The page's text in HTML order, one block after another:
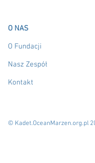
O NAS
O Fundacji
Nasz Zespół
Kontakt
© Kadet.OceanMarzen.org.pl